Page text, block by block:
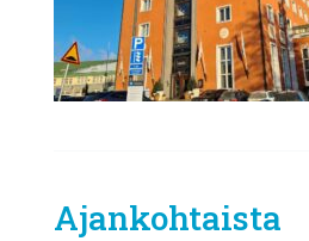
Ajankohtaista